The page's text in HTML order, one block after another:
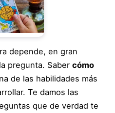
depende, en gran
pregunta. Saber cómo
de las habilidades más
Te damos las
que de verdad te